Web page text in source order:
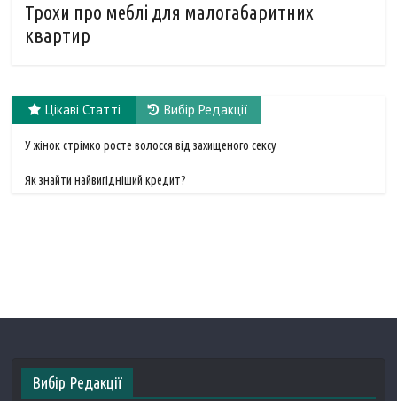
Трохи про меблі для малогабаритних
квартир
Цікаві Статті Вибір Редакції
У жінок стрімко росте волосся від захищеного сексу
Як знайти найвигідніший кредит?
Вибір Редакції